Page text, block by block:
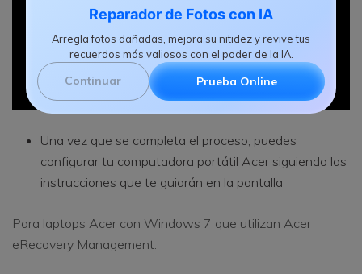
Reparador de Fotos con IA
Arregla fotos dañadas, mejora su nitidez y revive tus
recuerdos más valiosos con el poder de la IA.
Continuar Prueba Online
Una vez que se completa el proceso, puedes
configurar tu computadora portátil Acer siguiendo las
instrucciones que te guiarán en la pantalla
Para laptops Acer con Windows 7 que utilizan Acer
eRecovery Management: